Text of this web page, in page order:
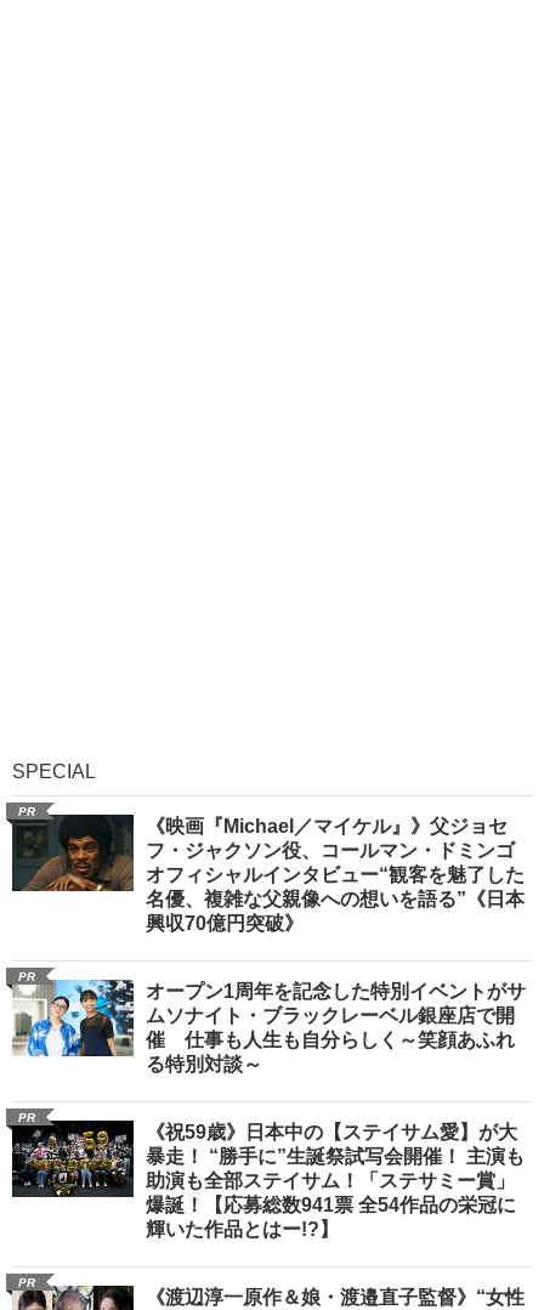
SPECIAL
PR
《映画『Michael／マイケル』》父ジョセ
フ・ジャクソン役、コールマン・ドミンゴ
オフィシャルインタビュー“観客を魅了した
名優、複雑な父親像への想いを語る”《日本
興収70億円突破》
PR
オープン1周年を記念した特別イベントがサ
ムソナイト・ブラックレーベル銀座店で開
催 仕事も人生も自分らしく～笑顔あふれ
る特別対談～
PR
《祝59歳》日本中の【ステイサム愛】が大
暴走！ “勝手に”生誕祭試写会開催！ 主演も
助演も全部ステイサム！「ステサミー賞」
爆誕！【応募総数941票 全54作品の栄冠に
輝いた作品とはー!?】
PR
《渡辺淳一原作＆娘・渡邉直子監督》“女性